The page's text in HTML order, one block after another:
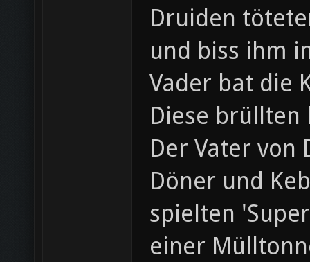
Druiden
und biss ihm
Vader bat die
Diese brüllten
Der Vater von
Döner und
spielten
einer